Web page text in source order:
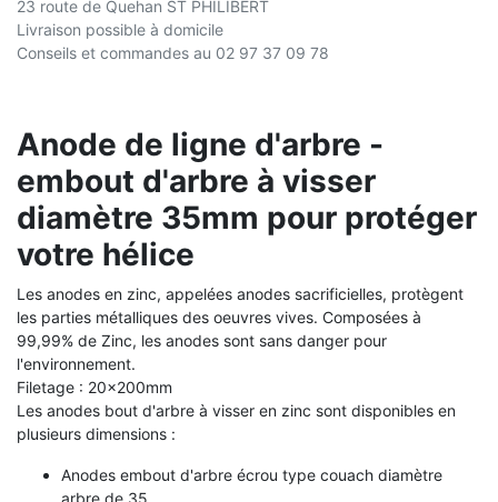
23 route de Quehan ST PHILIBERT
Livraison possible à domicile
Conseils et commandes au 02 97 37 09 78
Anode de ligne d'arbre -
embout d'arbre à visser
diamètre 35mm pour protéger
votre hélice
Les anodes en zinc, appelées anodes sacrificielles, protègent
les parties métalliques des oeuvres vives. Composées à
99,99% de Zinc, les anodes sont sans danger pour
l'environnement.
Filetage : 20x200mm
Les anodes bout d'arbre à visser en zinc sont disponibles en
plusieurs dimensions :
Anodes embout d'arbre écrou type couach diamètre
arbre de 35